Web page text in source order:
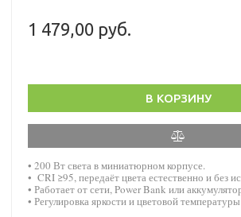
1 479,00 руб.
В КОРЗИНУ
• 200 Вт света в миниатюрном корпусе.
• CRI ≥95, передаёт цвета естественно и без
• Работает от сети, Power Bank или
• Регулировка яркости и цветовой